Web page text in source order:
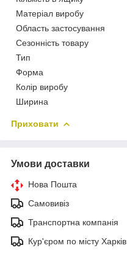
Матеріал виробу
Область застосування
Сезонність товару
Тип
Форма
Колір виробу
Ширина
Приховати
Умови доставки
Нова Пошта
Самовивіз
Транспортна компанія
Кур'єром по місту Харків